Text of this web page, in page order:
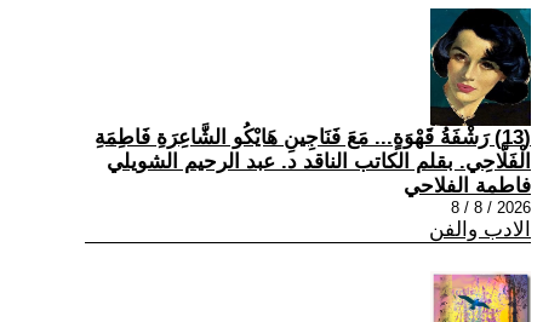
(13) رَشْفَةُ قَهْوَةٍ... مَعَ فَنَاجِينِ هَايْكُو الشَّاعِرَةِ فَاطِمَةِ
الْفَلَّاحِي. بقلم الكاتب الناقد د. عبد الرحيم الشويلي
فاطمة الفلاحي
2026 / 8 / 8
الادب والفن